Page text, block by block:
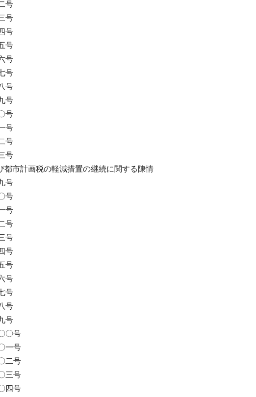
号
号
号
号
号
号
号
号
号
号
号
号
都市計画税の軽減措置の継続に関する陳情
号
号
号
号
号
号
号
号
号
号
号
〇号
一号
二号
三号
四号